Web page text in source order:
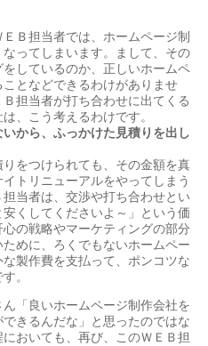
Ｂ担当者では、ホームページ制
ってしまいます。まして、その
しているのか、正しいホームペ
となどできるわけがありませ
担当者が打ち合わせに出てくる
、こう考えるわけです。
いから、ふっかけた見積りを出し
をつけられても、その金額を真
トリニューアルをやってしまう
当者は、交渉や打ち合わせとい
くしてくださいよ～」という価
の戦略やマーケティングの部分
めに、ろくでもないホームペー
製作費を支払って、ポンコツな
。
「良いホームページ制作会社を
きるんだな」と思ったのではな
おいても、再び、このＷＥＢ担